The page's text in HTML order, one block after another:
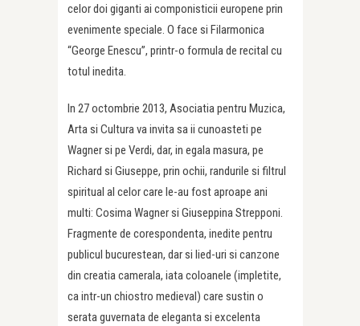
celor doi giganti ai componisticii europene prin
evenimente speciale. O face si Filarmonica
“George Enescu”, printr-o formula de recital cu
totul inedita.
In 27 octombrie 2013, Asociatia pentru Muzica,
Arta si Cultura va invita sa ii cunoasteti pe
Wagner si pe Verdi, dar, in egala masura, pe
Richard si Giuseppe, prin ochii, randurile si filtrul
spiritual al celor care le-au fost aproape ani
multi: Cosima Wagner si Giuseppina Strepponi.
Fragmente de corespondenta, inedite pentru
publicul bucurestean, dar si lied-uri si canzone
din creatia camerala, iata coloanele (impletite,
ca intr-un chiostro medieval) care sustin o
serata guvernata de eleganta si excelenta